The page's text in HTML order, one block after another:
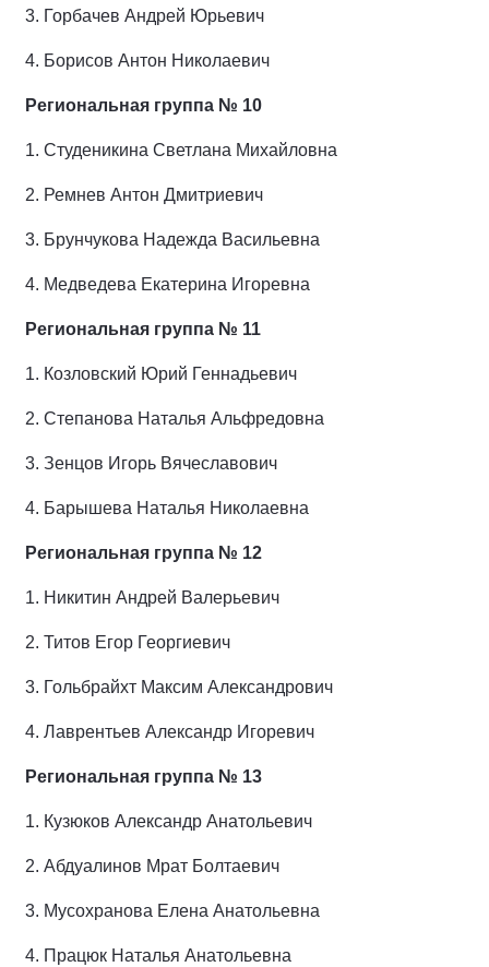
3. Горбачев Андрей Юрьевич
4. Борисов Антон Николаевич
Региональная группа № 10
1. Студеникина Светлана Михайловна
2. Ремнев Антон Дмитриевич
3. Брунчукова Надежда Васильевна
4. Медведева Екатерина Игоревна
Региональная группа № 11
1. Козловский Юрий Геннадьевич
2. Степанова Наталья Альфредовна
3. Зенцов Игорь Вячеславович
4. Барышева Наталья Николаевна
Региональная группа № 12
1. Никитин Андрей Валерьевич
2. Титов Егор Георгиевич
3. Гольбрайхт Максим Александрович
4. Лаврентьев Александр Игоревич
Региональная группа № 13
1. Кузюков Александр Анатольевич
2. Абдуалинов Мрат Болтаевич
3. Мусохранова Елена Анатольевна
4. Працюк Наталья Анатольевна